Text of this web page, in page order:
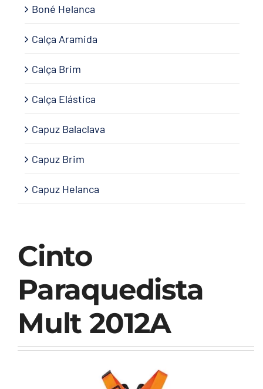
Cinto
Paraquedista
Mult 2012A
Boné Helanca
Calça Aramida
Calça Brim
Calça Elástica
Capuz Balaclava
Capuz Brim
Capuz Helanca